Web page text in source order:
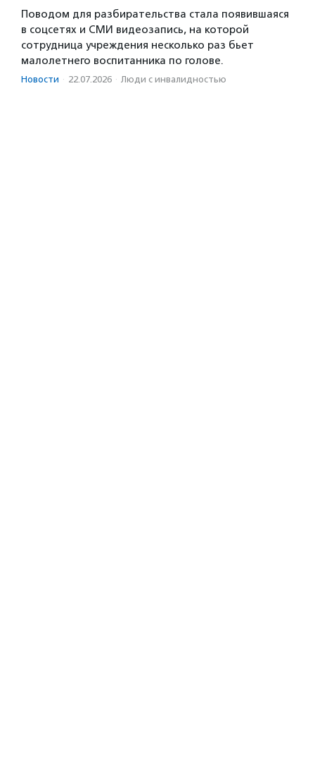
Поводом для разбирательства стала появившаяся
в соцсетях и СМИ видеозапись, на которой
сотрудница учреждения несколько раз бьет
малолетнего воспитанника по голове.
Новости · 22.07.2026 · Люди с инвалидностью